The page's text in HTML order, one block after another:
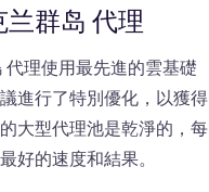
群岛 代理
代理使用最先進的雲基礎
進行了特別優化，以獲得
大型代理池是乾淨的，每
好的速度和結果。